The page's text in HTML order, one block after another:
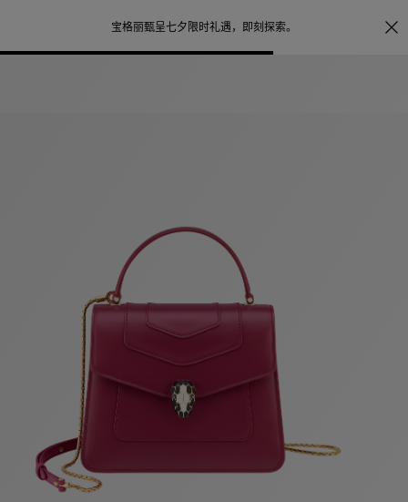
宝格丽甄呈七夕限时礼遇， 即刻探索。